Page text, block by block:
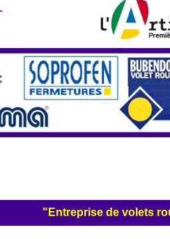
"Entreprise de volets